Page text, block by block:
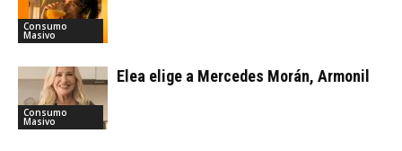
Consumo
Masivo
Consumo
Masivo
Elea elige a Mercedes Morán, Armonil